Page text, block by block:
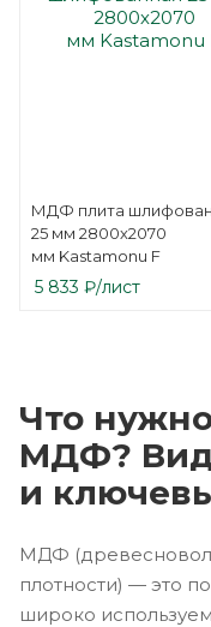
МДФ плита
25 мм 2800х2070
мм Kastamonu F
5 833 ₽/лист
Что
МДФ?
и
МДФ
плотности) — это
широко